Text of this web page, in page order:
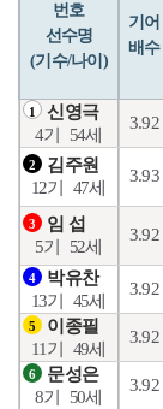
번호
선수명
(기수/나이)
기어
배수
1
신영극
4기
54세
3.92
2
김주원
12기
47세
3.93
3
임 섭
5기
52세
3.92
4
박유찬
13기
45세
3.92
5
이종필
11기
49세
3.92
6
문성은
8기
50세
3.92